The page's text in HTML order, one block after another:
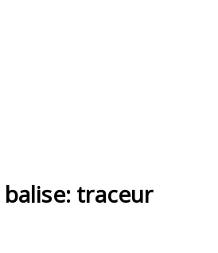
traceur